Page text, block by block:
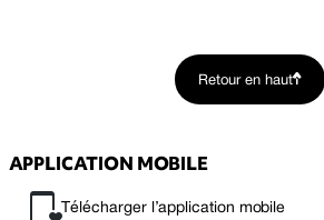
Retour en haut
APPLICATION MOBILE
Télécharger l’application mobile